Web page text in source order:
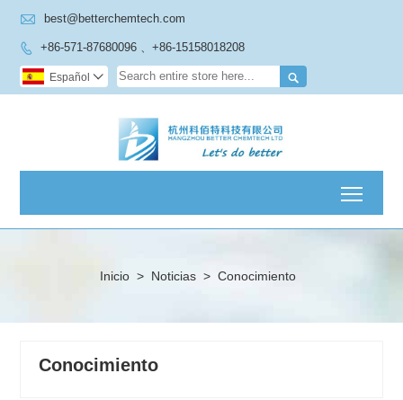
 best@betterchemtech.com
 +86-571-87680096 、+86-15158018208

Español 
Inicio > Noticias > Conocimiento
Conocimiento